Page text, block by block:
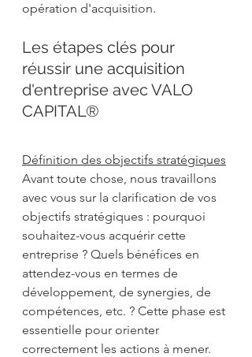
opération d'acquisition.
Les étapes clés pour
réussir une acquisition
d'entreprise avec VALO
CAPITAL®
Définition des objectifs stratégiques
Avant toute chose, nous travaillons
avec vous sur la clarification de vos
objectifs stratégiques : pourquoi
souhaitez-vous acquérir cette
entreprise ? Quels bénéfices en
attendez-vous en termes de
développement, de synergies, de
compétences, etc. ? Cette phase est
essentielle pour orienter
correctement les actions à mener.